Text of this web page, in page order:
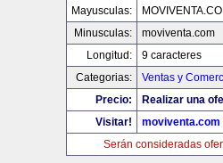
Mayusculas:
Minusculas:
moviventa.com
Longitud:
9 caracteres
Categorias:
Ventas y
Precio:
Realizar una
Visitar!
moviventa.com
Serán consideradas